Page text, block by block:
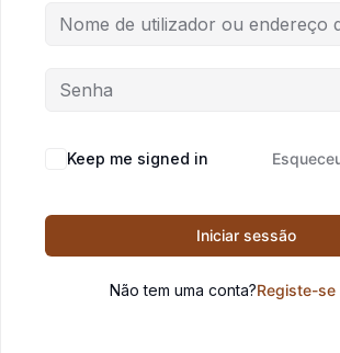
Keep me signed in
Iniciar sessão
Não tem uma conta?Registe-se